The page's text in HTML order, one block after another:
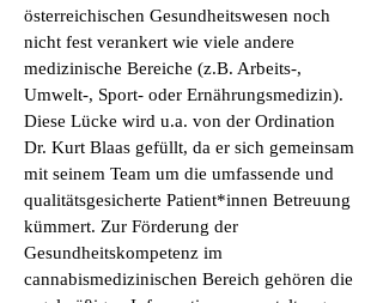
österreichischen Gesundheitswesen noch
nicht fest verankert wie viele andere
medizinische Bereiche (z.B. Arbeits-,
Umwelt-, Sport- oder Ernährungsmedizin).
Diese Lücke wird u.a. von der Ordination
Dr. Kurt Blaas gefüllt, da er sich gemeinsam
mit seinem Team um die umfassende und
qualitätsgesicherte Patient*innen Betreuung
kümmert. Zur Förderung der
Gesundheitskompetenz im
cannabismedizinischen Bereich gehören die